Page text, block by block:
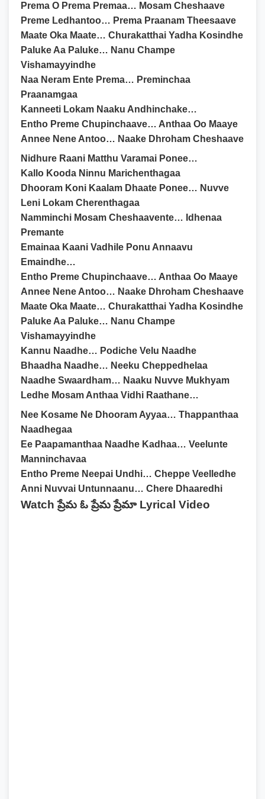
Prema O Prema Premaa… Mosam Cheshaave
Preme Ledhantoo… Prema Praanam Theesaave
Maate Oka Maate… Churakatthai Yadha Kosindhe
Paluke Aa Paluke… Nanu Champe
Vishamayyindhe
Naa Neram Ente Prema… Preminchaa
Praanamgaa
Kanneeti Lokam Naaku Andhinchake…
Entho Preme Chupinchaave… Anthaa Oo Maaye
Annee Nene Antoo… Naake Dhroham Cheshaave
Nidhure Raani Matthu Varamai Ponee…
Kallo Kooda Ninnu Marichenthagaa
Dhooram Koni Kaalam Dhaate Ponee… Nuvve
Leni Lokam Cherenthagaa
Namminchi Mosam Cheshaavente… Idhenaa
Premante
Emainaa Kaani Vadhile Ponu Annaavu
Emaindhe…
Entho Preme Chupinchaave… Anthaa Oo Maaye
Annee Nene Antoo… Naake Dhroham Cheshaave
Maate Oka Maate… Churakatthai Yadha Kosindhe
Paluke Aa Paluke… Nanu Champe
Vishamayyindhe
Kannu Naadhe… Podiche Velu Naadhe
Bhaadha Naadhe… Neeku Cheppedhelaa
Naadhe Swaardham… Naaku Nuvve Mukhyam
Ledhe Mosam Anthaa Vidhi Raathane…
Nee Kosame Ne Dhooram Ayyaa… Thappanthaa
Naadhegaa
Ee Paapamanthaa Naadhe Kadhaa… Veelunte
Manninchavaa
Entho Preme Neepai Undhi… Cheppe Veelledhe
Anni Nuvvai Untunnaanu… Chere Dhaaredhi
Watch ప్రేమ ఓ ప్రేమ ప్రేమా Lyrical Video